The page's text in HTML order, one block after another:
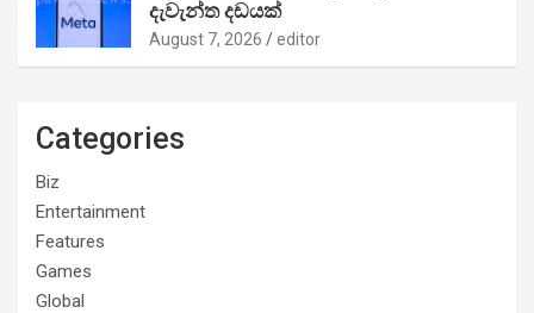
දැවැන්ත දඩයක්
August 7, 2026 editor
Categories
Biz
Entertainment
Features
Games
Global